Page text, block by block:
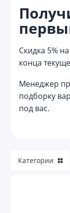
Скидка 5%
конца
Менеджер
подборку
под вас.
Мешки
Наборы с
Несессеры
Категории